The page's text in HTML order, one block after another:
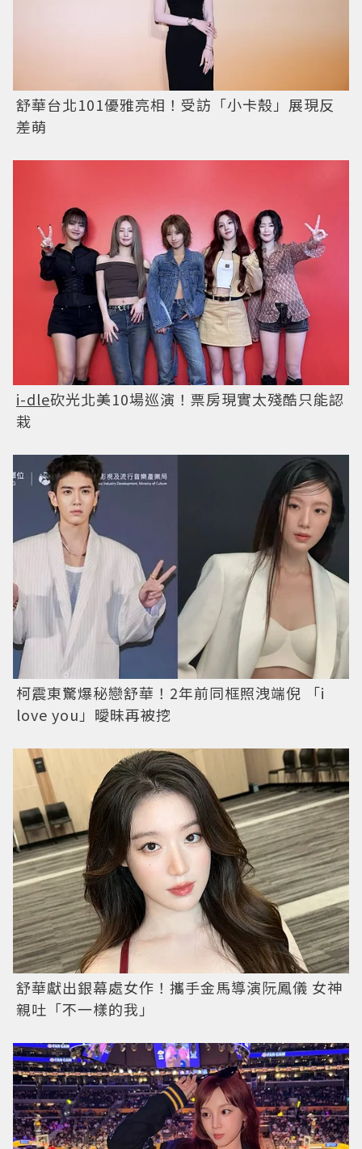
舒華台北101優雅亮相！受訪「小卡殼」展現反
差萌
i-dle砍光北美10場巡演！票房現實太殘酷只能認
栽
柯震東驚爆秘戀舒華！2年前同框照洩端倪 「i
love you」曖昧再被挖
舒華獻出銀幕處女作！攜手金馬導演阮鳳儀 女神
親吐「不一樣的我」